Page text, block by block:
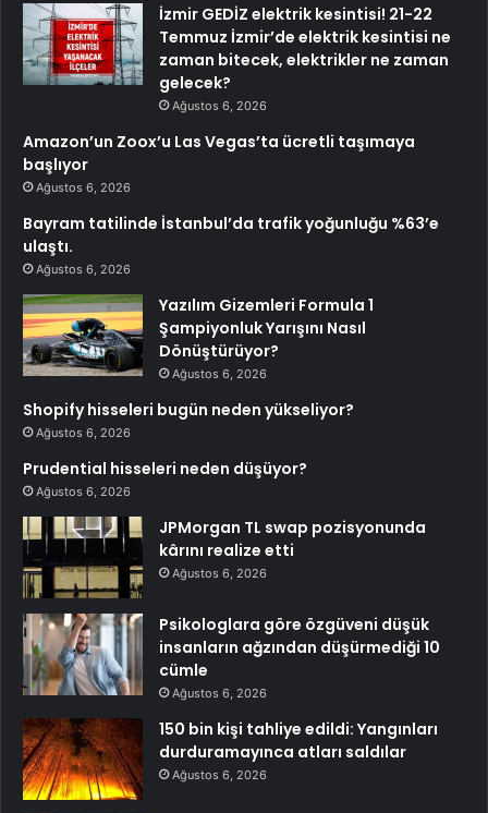
İzmir GEDİZ elektrik kesintisi! 21-22
Temmuz İzmir’de elektrik kesintisi ne
zaman bitecek, elektrikler ne zaman
gelecek?
Ağustos 6, 2026
Amazon’un Zoox’u Las Vegas’ta ücretli taşımaya
başlıyor
Ağustos 6, 2026
Bayram tatilinde İstanbul’da trafik yoğunluğu %63’e
ulaştı.
Ağustos 6, 2026
Yazılım Gizemleri Formula 1
Şampiyonluk Yarışını Nasıl
Dönüştürüyor?
Ağustos 6, 2026
Shopify hisseleri bugün neden yükseliyor?
Ağustos 6, 2026
Prudential hisseleri neden düşüyor?
Ağustos 6, 2026
JPMorgan TL swap pozisyonunda
kârını realize etti
Ağustos 6, 2026
Psikologlara göre özgüveni düşük
insanların ağzından düşürmediği 10
cümle
Ağustos 6, 2026
150 bin kişi tahliye edildi: Yangınları
durduramayınca atları saldılar
Ağustos 6, 2026